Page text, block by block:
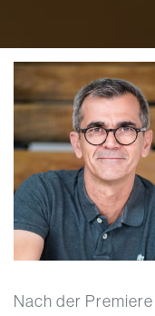
Nach der